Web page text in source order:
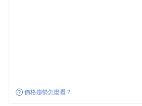
價格趨勢怎麼看？